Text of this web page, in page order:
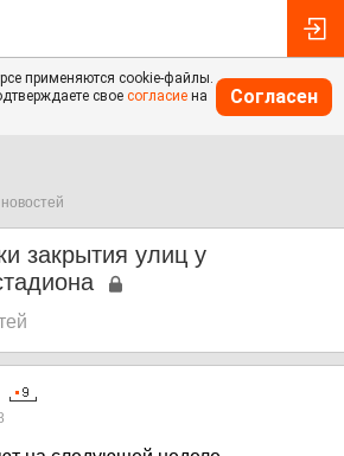
применяются cookie-файлы.
свое согласие на
Согласен
закрытия улиц у